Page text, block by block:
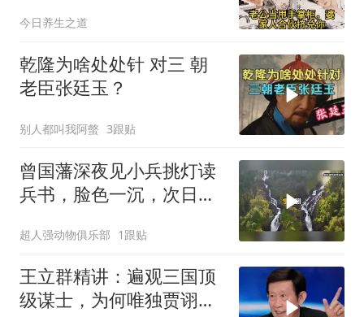
有仇人
今日养生之道
乾隆为啥处处针 对三 朝
老臣张廷玉？
别人都叫我阿螫 3跟贴
曾国藩深夜见小兵挑灯读
兵书，脸色一沉，次日如
超人强动物俱乐部 1跟贴
王立群精讲：遍观三国顶
级谋士，为何唯独贾诩得